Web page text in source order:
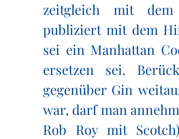
zeitgleich mit dem
publiziert mit dem
sei ein Manhattan
ersetzen sei.
gegenüber Gin
war, darf man
Rob Roy mit